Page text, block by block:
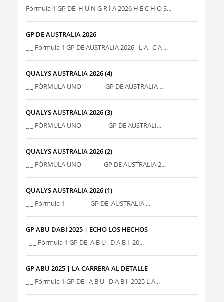
Fórmula 1 GP DE H U N G R Í A 2026 H E C H O S...
GP DE AUSTRALIA 2026
_ _ Fórmula 1 GP DE AUSTRALIA 2026 L A C A ...
QUALYS AUSTRALIA 2026 (4)
_ _ FÓRMULA UNO GP DE AUSTRALIA ...
QUALYS AUSTRALIA 2026 (3)
_ _ FÓRMULA UNO GP DE AUSTRALI...
QUALYS AUSTRALIA 2026 (2)
_ _ FÓRMULA UNO GP DE AUSTRALIA 2...
QUALYS AUSTRALIA 2026 (1)
_ _ Fórmula 1 GP DE AUSTRALIA ...
GP ABU DABI 2025 | ECHO LOS HECHOS
_ _ Fórmula 1 GP DE A B U D A B I 20...
GP ABU 2025 | LA CARRERA AL DETALLE
_ _ Fórmula 1 GP DE A B U D A B I 2025 L A...